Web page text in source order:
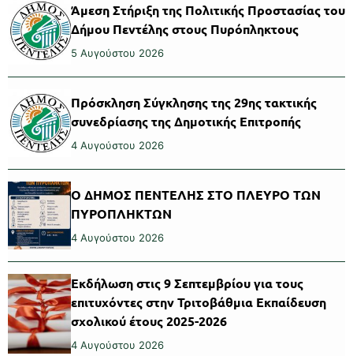
Άμεση Στήριξη της Πολιτικής Προστασίας του
Δήμου Πεντέλης στους Πυρόπληκτους
5 Αυγούστου 2026
Πρόσκληση Σύγκλησης της 29ης τακτικής
συνεδρίασης της Δημοτικής Επιτροπής
4 Αυγούστου 2026
Ο ΔΗΜΟΣ ΠΕΝΤΕΛΗΣ ΣΤΟ ΠΛΕΥΡΟ ΤΩΝ
ΠΥΡΟΠΛΗΚΤΩΝ
4 Αυγούστου 2026
Εκδήλωση στις 9 Σεπτεμβρίου για τους
επιτυχόντες στην Τριτοβάθμια Εκπαίδευση
σχολικού έτους 2025-2026
4 Αυγούστου 2026